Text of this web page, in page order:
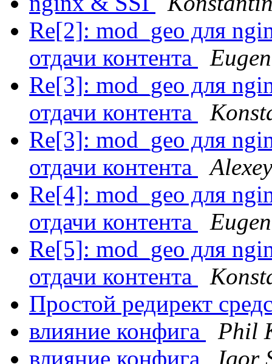
Re[2]: mod_geo для
отдачи контента
Re[3]: mod_geo для
отдачи контента
Re[3]: mod_geo для
отдачи контента
Re[4]: mod_geo для
отдачи контента
Re[5]: mod_geo для
отдачи контента
Простой редирект
влияние конфига
Phil
влияние конфига
Igor